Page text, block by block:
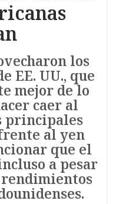
los
EE. UU., que
mejor de lo
caer al
principales
al yen
que el
a pesar